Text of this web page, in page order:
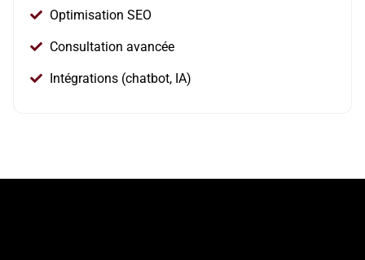
Optimisation SEO
Consultation avancée
Intégrations (chatbot, IA)